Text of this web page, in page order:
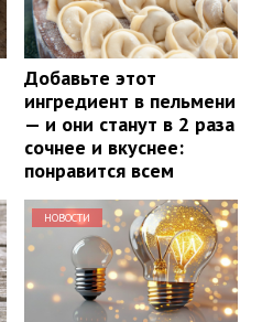
Добавьте этот
ингредиент в пельмени
— и они станут в 2 раза
сочнее и вкуснее:
понравится всем
НОВОСТИ